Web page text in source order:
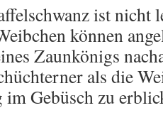
ist nicht
können
Zaunkönigs
als die
Gebüsch zu